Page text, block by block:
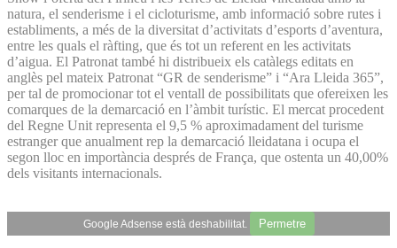
natura, el senderisme i el cicloturisme, amb informació sobre rutes i
establiments, a més de la diversitat d’activitats d’esports d’aventura,
entre les quals el ràfting, que és tot un referent en les activitats
d’aigua. El Patronat també hi distribueix els catàlegs editats en
anglès pel mateix Patronat “GR de senderisme” i “Ara Lleida 365”,
per tal de promocionar tot el ventall de possibilitats que ofereixen les
comarques de la demarcació en l’àmbit turístic. El mercat procedent
del Regne Unit representa el 9,5 % aproximadament del turisme
estranger que anualment rep la demarcació lleidatana i ocupa el
segon lloc en importància després de França, que ostenta un 40,00%
dels visitants internacionals.
Google Adsense està deshabilitat. Permetre